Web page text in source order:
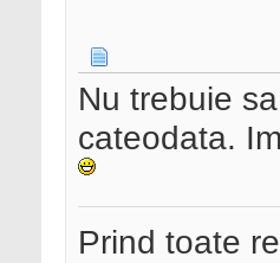
Nu trebuie
cateodata.
Prind toate